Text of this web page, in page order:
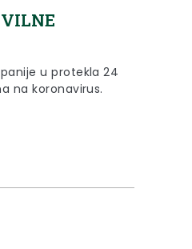
u protekla 24
na koronavirus.